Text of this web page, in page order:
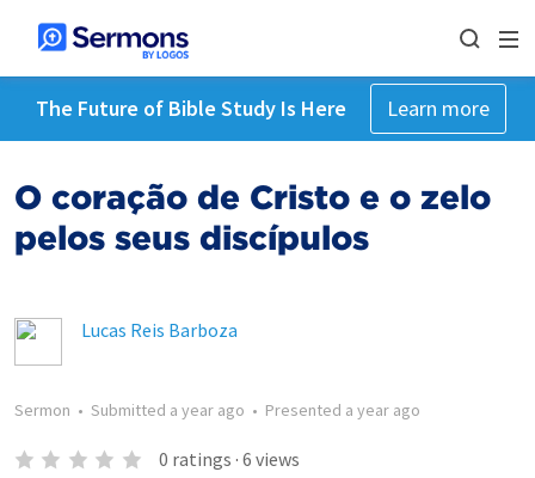
The Future of Bible Study Is Here Learn more
O coração de Cristo e o zelo
pelos seus discípulos
Lucas Reis Barboza
Sermon • Submitted a year ago • Presented a year ago
0 ratings · 6 views